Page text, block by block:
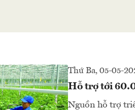
Thứ Ba, 05-05-
Hỗ trợ tới
Nguồn hỗ trợ